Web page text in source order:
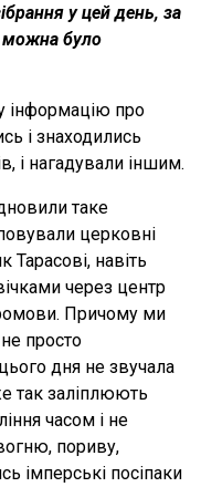
у цей день, за
можна було
інформацію про
і знаходились
і нагадували іншим.
таке
церковні
Тарасові, навіть
через центр
Причому ми
просто
дня не звучала
так заліплюють
часом і не
пориву,
імперські посіпаки